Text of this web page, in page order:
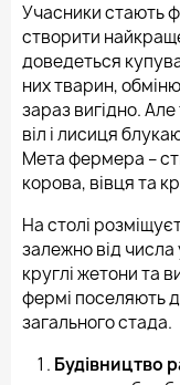
Учасники стають
створити
доведеться
них тварин,
зараз вигідно.
віл і лисиця
Мета фермера –
корова, вівця та
На столі
залежно від
круглі жетони та
фермі поселяють
загального стада.
Будівництво